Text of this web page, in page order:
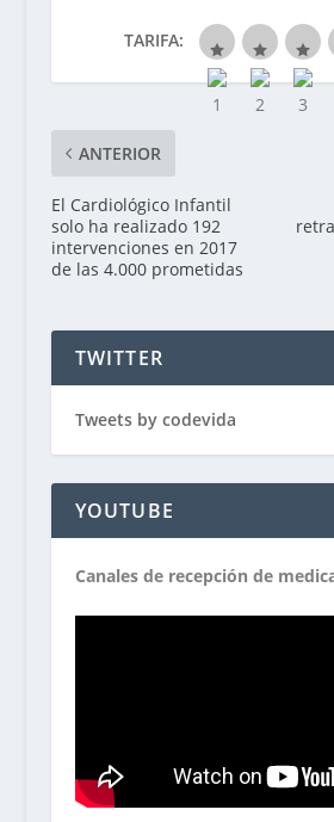
o
k
r
p
p
a
m
TARIFA:
ANTERIOR
El Cardiológico Infantil
solo ha realizado 192
intervenciones en 2017
de las 4.000 prometidas
TWITTER
Tweets by codevida
YOUTUBE
Canales de recepción de